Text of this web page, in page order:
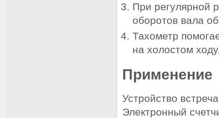
При регулярной
оборотов вала
Тахометр
на холостом
Применение
Устройство
Электронный